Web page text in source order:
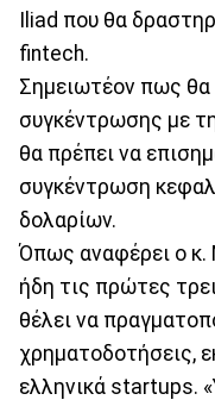
Iliad που θα
fintech.
Σημειωτέον πως θα
συγκέντρωσης με
θα πρέπει να
συγκέντρωση
δολαρίων.
Όπως αναφέρει ο κ.
ήδη τις πρώτες
θέλει να
χρηματοδοτήσεις,
ελληνικά startups.